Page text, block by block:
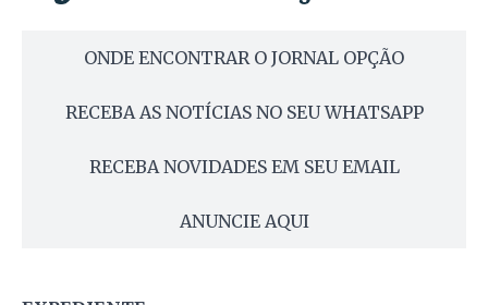
ONDE ENCONTRAR O JORNAL OPÇÃO
RECEBA AS NOTÍCIAS NO SEU WHATSAPP
RECEBA NOVIDADES EM SEU EMAIL
ANUNCIE AQUI